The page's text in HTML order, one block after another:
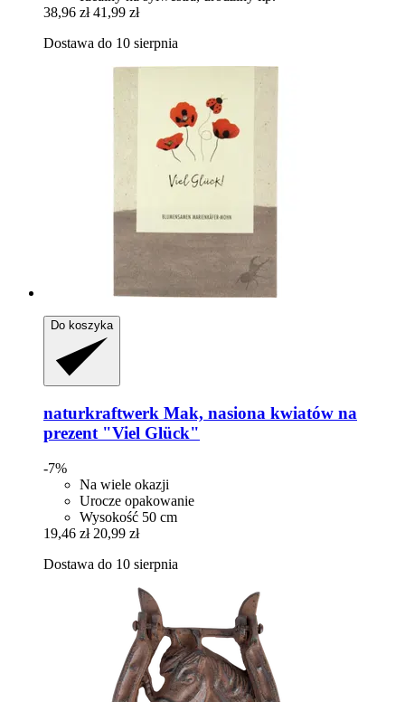
38,96 zł 41,99 zł
Dostawa do 10 sierpnia
Do koszyka
naturkraftwerk Mak, nasiona kwiatów na
prezent "Viel Glück"
-7%
Na wiele okazji
Urocze opakowanie
Wysokość 50 cm
19,46 zł 20,99 zł
Dostawa do 10 sierpnia